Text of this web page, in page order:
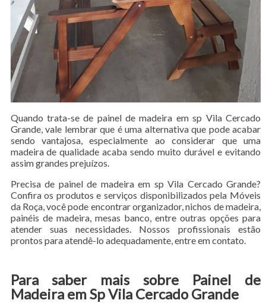
Quando trata-se de painel de madeira em sp Vila Cercado
Grande, vale lembrar que é uma alternativa que pode acabar
sendo vantajosa, especialmente ao considerar que uma
madeira de qualidade acaba sendo muito durável e evitando
assim grandes prejuízos.
Precisa de painel de madeira em sp Vila Cercado Grande?
Confira os produtos e serviços disponibilizados pela Móveis
da Roça, você pode encontrar organizador, nichos de madeira,
painéis de madeira, mesas banco, entre outras opções para
atender suas necessidades. Nossos profissionais estão
prontos para atendê-lo adequadamente, entre em contato.
Para saber mais sobre Painel de
Madeira em Sp Vila Cercado Grande